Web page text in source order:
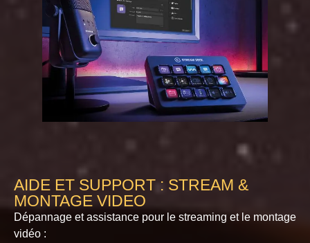
AIDE ET SUPPORT : STREAM &
MONTAGE VIDEO
Dépannage et assistance pour le streaming et le montage
vidéo :